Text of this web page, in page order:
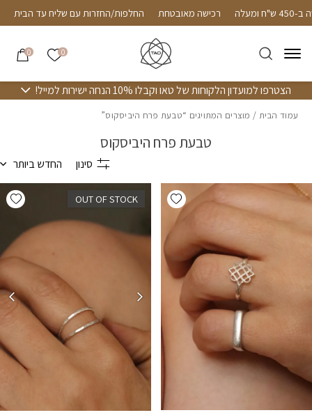
Skip to Content
עד הבית ברכישה ב-450 ש"ח ומעלה רכישה מאובטחת החלפות/החזרות
0 הרשימה
0
הצטרפו למועדון הלקוחות של טאו וקבלו 10% הנחה ישירות למייל!
עמוד הבית / מוצרים המתויגים “טבעת פרח היביסקוס”
טבעת פרח היביסקוס
סינון החדש ביותר
Add wishlist
OUT OF STOCK
בחזרה למעלה